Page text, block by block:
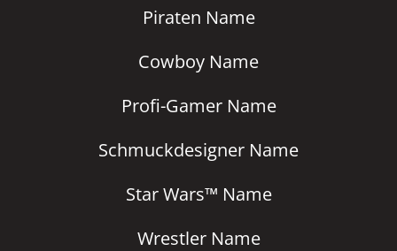
Piraten Name
Cowboy Name
Profi-Gamer Name
Schmuckdesigner Name
Star Wars™ Name
Wrestler Name